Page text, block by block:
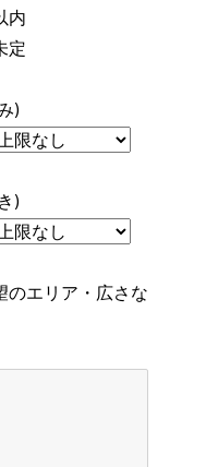
内
定
)
)
エリア・広さな